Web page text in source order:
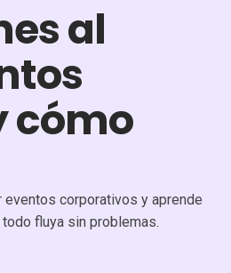
al
cómo
corporativos y aprende
fluya sin problemas.